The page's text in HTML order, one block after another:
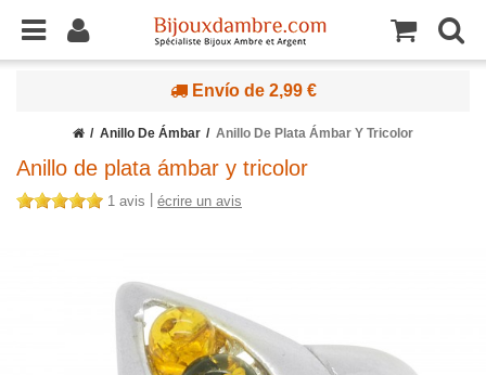
Envío de 2,99 €
Anillo De Ámbar Anillo De Plata Ámbar Y Tricolor
Anillo de plata ámbar y tricolor
1 avis écrire un avis